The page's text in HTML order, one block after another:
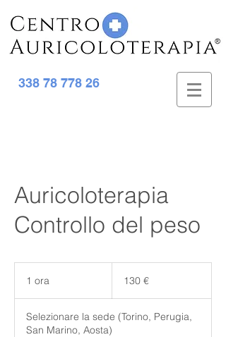
338 78 778 26
Auricoloterapia
Controllo del peso
1 ora 130 €
Selezionare la sede (Torino, Perugia,
San Marino, Aosta)